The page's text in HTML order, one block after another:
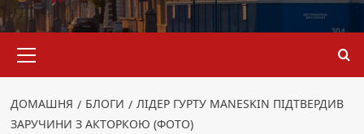
меню
ДОМАШНЯ БЛОГИ
ЛІДЕР ГУРТУ MANESKIN ПІДТВЕРДИВ
ЗАРУЧИНИ З АКТОРКОЮ (ФОТО)